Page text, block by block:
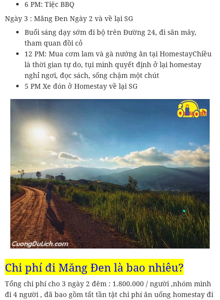
6 PM: Tiệc BBQ
Ngày 3 : Măng Đen Ngày 2 và về lại SG
Buổi sáng dạy sớm đi bộ trên Đường 24, đi săn mây,
tham quan đồi cỏ
12 PM: Mua cơm lam và gà nướng ăn tại HomestayChiều
là thời gian tự do, tụi mình quyết định ở lại homestay
nghỉ ngơi, đọc sách, sống chậm một chút
5 PM Xe đón ở Homestay về lại SG
Chi phí đi Măng Đen là bao nhiêu?
Tổng chi phí cho 3 ngày 2 đêm : 1.800.000 / người ,nhóm mình
đi 4 người , đã bao gồm tất tần tật chi phí ăn uống homestay đi